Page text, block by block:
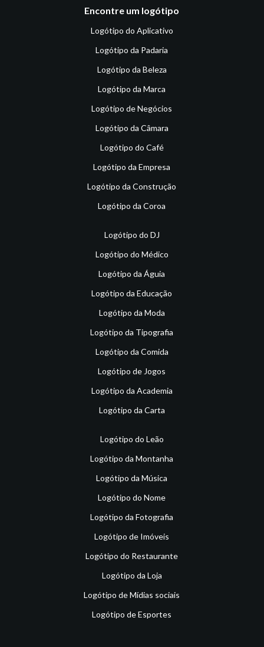
Encontre um logótipo
Logótipo do Aplicativo
Logótipo da Padaria
Logótipo da Beleza
Logótipo da Marca
Logótipo de Negócios
Logótipo da Câmara
Logótipo do Café
Logótipo da Empresa
Logótipo da Construção
Logótipo da Coroa
Logótipo do DJ
Logótipo do Médico
Logótipo da Águia
Logótipo da Educação
Logótipo da Moda
Logótipo da Tipografia
Logótipo da Comida
Logótipo de Jogos
Logótipo da Academia
Logótipo da Carta
Logótipo do Leão
Logótipo da Montanha
Logótipo da Música
Logótipo do Nome
Logótipo da Fotografia
Logótipo de Imóveis
Logótipo do Restaurante
Logótipo da Loja
Logótipo de Mídias sociais
Logótipo de Esportes